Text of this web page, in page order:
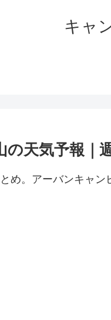
キャ
天気予報｜
め。アーバンキャン